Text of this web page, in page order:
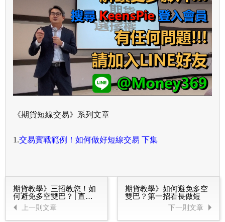
《期貨短線交易》系列文章
1.交易實戰範例！如何做好短線交易 下集
期貨教學》三招教您！如
何避免多空雙巴？│直播
精華版上一則文章
期貨教學》如何避免多空
雙巴？第一招看長做短
下一則文章